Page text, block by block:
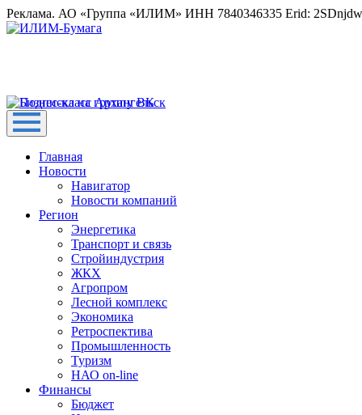
Реклама. АО «Группа «ИЛИМ» ИНН 7840346335 Erid:
Главная
Новости
Навигатор
Новости компаний
Регион
Энергетика
Транспорт и связь
Стройиндустрия
ЖКХ
Агропром
Лесной комплекс
Экономика
Ретроспектива
Промышленность
Туризм
НАО on-line
Финансы
Бюджет